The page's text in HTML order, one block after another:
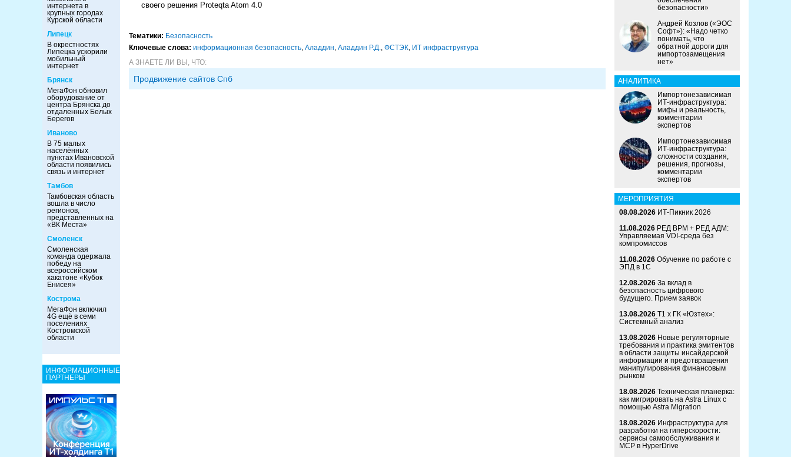
интернета в
крупных городах
Курской области
Липецк
В окрестностях
Липецка ускорили
мобильный
интернет
Брянск
МегаФон обновил
оборудование от
центра Брянска до
отдаленных Белых
Берегов
Иваново
В 75 малых
населённых
пунктах Ивановской
области появились
связь и интернет
Тамбов
Тамбовская область
вошла в число
регионов,
представленных на
«ВК Места»
Смоленск
Смоленская
команда одержала
победу на
всероссийском
хакатоне «Кубок
Енисея»
Кострома
МегаФон включил
4G ещё в семи
поселениях
Костромской
области
ИНФОРМАЦИОННЫЕ
ПАРТНЕРЫ
своего решения Proteqta Atom 4.0
Тематики: Безопасность
Ключевые слова: информационная безопасность, Аладдин, Аладдин Р.Д., ФСТЭК, ИТ инфраструктура
А ЗНАЕТЕ ЛИ ВЫ, ЧТО:
Продвижение сайтов Спб
безопасности»
Андрей Козлов («ЭОС
Софт»): «Надо четко
понимать, что
обратной дороги для
импортозамещения
нет»
АНАЛИТИКА
Импортонезависимая
ИТ-инфраструктура:
мифы и реальность,
комментарии
экспертов
Импортонезависимая
ИТ-инфраструктура:
сложности создания,
решения, прогнозы,
комментарии
экспертов
МЕРОПРИЯТИЯ
08.08.2026 ИТ-Пикник 2026
11.08.2026 РЕД ВРМ + РЕД АДМ:
Управляемая VDI-среда без
компромиссов
11.08.2026 Обучение по работе с
ЭПД в 1С
12.08.2026 За вклад в
безопасность цифрового
будущего. Прием заявок
13.08.2026 Т1 x ГК «Юзтех»:
Системный анализ
13.08.2026 Новые регуляторные
требования и практика эмитентов
в области защиты инсайдерской
информации и предотвращения
манипулирования финансовым
рынком
18.08.2026 Техническая планерка:
как мигрировать на Astra Linux с
помощью Astra Migration
18.08.2026 Инфраструктура для
разработки на гиперскорости:
сервисы самообслуживания и
MCP в HyperDrive